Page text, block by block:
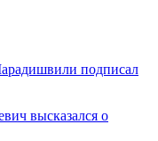
подписал
высказался о